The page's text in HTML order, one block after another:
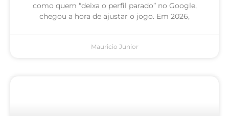
como quem “deixa o perfil parado” no Google,
chegou a hora de ajustar o jogo. Em 2026,
Mauricio Junior